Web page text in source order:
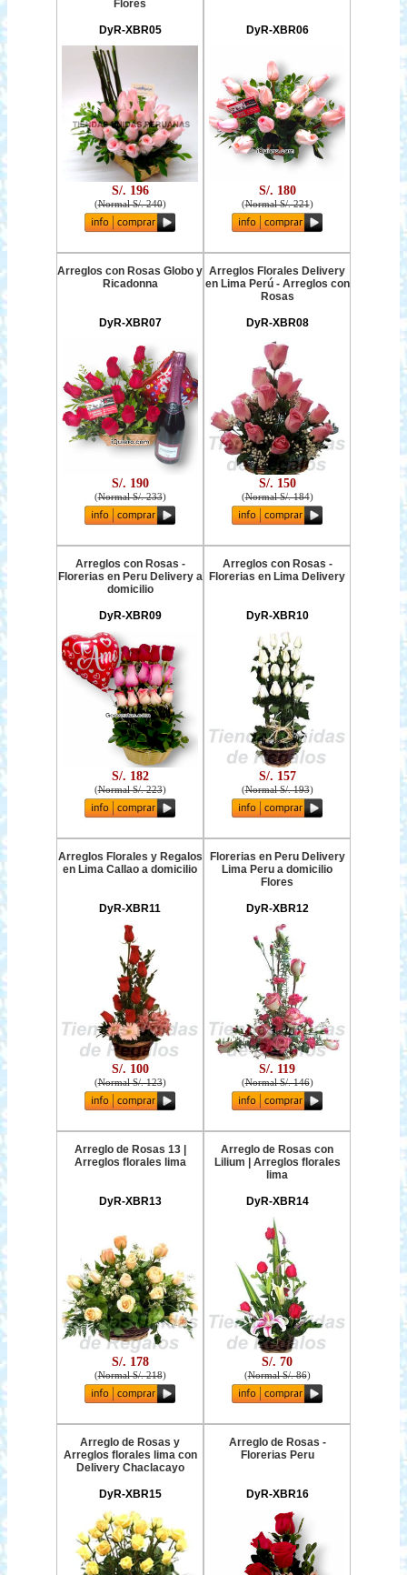
Flores
DyR-XBR05
S/. 196
(Normal S/. 240)
DyR-XBR06
S/. 180
(Normal S/. 221)
Arreglos con Rosas Globo y
Ricadonna
DyR-XBR07
S/. 190
(Normal S/. 233)
Arreglos Florales Delivery
en Lima Perú - Arreglos con
Rosas
DyR-XBR08
S/. 150
(Normal S/. 184)
Arreglos con Rosas -
Florerias en Peru Delivery a
domicilio
DyR-XBR09
S/. 182
(Normal S/. 223)
Arreglos con Rosas -
Florerias en Lima Delivery
DyR-XBR10
S/. 157
(Normal S/. 193)
Arreglos Florales y Regalos
en Lima Callao a domicilio
DyR-XBR11
S/. 100
(Normal S/. 123)
Florerias en Peru Delivery
Lima Peru a domicilio
Flores
DyR-XBR12
S/. 119
(Normal S/. 146)
Arreglo de Rosas 13 |
Arreglos florales lima
DyR-XBR13
S/. 178
(Normal S/. 218)
Arreglo de Rosas con
Lilium | Arreglos florales
lima
DyR-XBR14
S/. 70
(Normal S/. 86)
Arreglo de Rosas y
Arreglos florales lima con
Delivery Chaclacayo
DyR-XBR15
Arreglo de Rosas -
Florerias Peru
DyR-XBR16